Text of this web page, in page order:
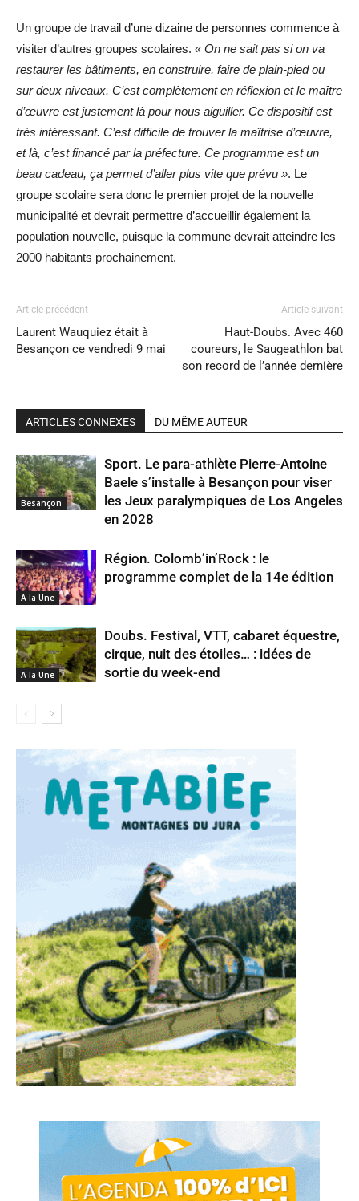
Un groupe de travail d’une dizaine de personnes commence à
visiter d’autres groupes scolaires. « On ne sait pas si on va
restaurer les bâtiments, en construire, faire de plain-pied ou
sur deux niveaux. C’est complètement en réflexion et le maître
d’œuvre est justement là pour nous aiguiller. Ce dispositif est
très intéressant. C’est difficile de trouver la maîtrise d’œuvre,
et là, c’est financé par la préfecture. Ce programme est un
beau cadeau, ça permet d’aller plus vite que prévu ». Le
groupe scolaire sera donc le premier projet de la nouvelle
municipalité et devrait permettre d’accueillir également la
population nouvelle, puisque la commune devrait atteindre les
2000 habitants prochainement.
Article précédent
Laurent Wauquiez était à
Besançon ce vendredi 9 mai
Article suivant
Haut-Doubs. Avec 460
coureurs, le Saugeathlon bat
son record de l’année dernière
ARTICLES CONNEXES DU MÊME AUTEUR
Besançon
Sport. Le para-athlète Pierre-Antoine
Baele s’installe à Besançon pour viser
les Jeux paralympiques de Los Angeles
en 2028
A la Une
Région. Colomb’in’Rock : le
programme complet de la 14e édition
A la Une
Doubs. Festival, VTT, cabaret équestre,
cirque, nuit des étoiles… : idées de
sortie du week-end